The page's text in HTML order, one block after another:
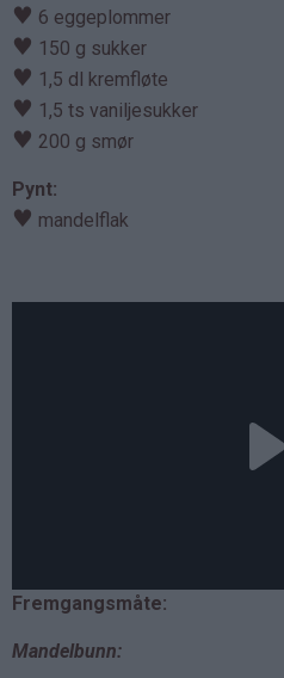
♥ 6 eggeplommer
♥ 150 g sukker
♥ 1,5 dl kremfløte
♥ 1,5 ts vaniljesukker
♥ 200 g smør
Pynt:
♥ mandelflak
Fremgangsmåte:
Mandelbunn: